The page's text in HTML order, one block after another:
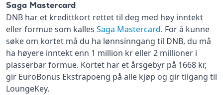
Saga Mastercard
DNB har et kredittkort rettet til deg med høy inntekt
eller formue som kalles Saga Mastercard. For å kunne
søke om kortet må du ha lønnsinngang til DNB, du må
ha høyere inntekt enn 1 million kr eller 2 millioner i
plasserbar formue. Kortet har et årsgebyr på 1668 kr,
gir EuroBonus Ekstrapoeng på alle kjøp og gir tilgang til
LoungeKey.